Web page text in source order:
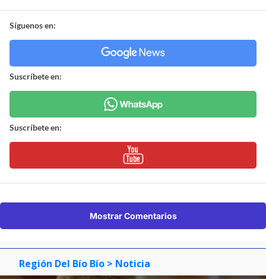
Síguenos en:
Suscríbete en:
Suscríbete en:
Mostrar Comentarios
Región Del Bío Bío > Noticia